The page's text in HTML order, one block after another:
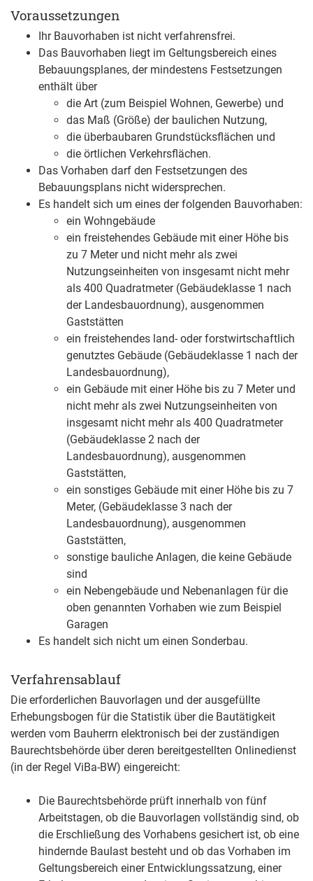
Voraussetzungen
Ihr Bauvorhaben ist nicht verfahrensfrei.
Das Bauvorhaben liegt im Geltungsbereich eines
Bebauungsplanes, der mindestens Festsetzungen
enthält über
die Art (zum Beispiel Wohnen, Gewerbe) und
das Maß (Größe) der baulichen Nutzung,
die überbaubaren Grundstücksflächen und
die örtlichen Verkehrsflächen.
Das Vorhaben darf den Festsetzungen des
Bebauungsplans nicht widersprechen.
Es handelt sich um eines der folgenden Bauvorhaben:
ein Wohngebäude
ein freistehendes Gebäude mit einer Höhe bis
zu 7 Meter und nicht mehr als zwei
Nutzungseinheiten von insgesamt nicht mehr
als 400 Quadratmeter(Gebäudeklasse 1 nach
der Landesbauordnung), ausgenommen
Gaststätten
ein freistehendes land- oder forstwirtschaftlich
genutztes Gebäude (Gebäudeklasse 1 nach der
Landesbauordnung),
ein Gebäude mit einer Höhe bis zu 7 Meter und
nicht mehr als zwei Nutzungseinheiten von
insgesamt nicht mehr als 400 Quadratmeter
(Gebäudeklasse 2 nach der
Landesbauordnung), ausgenommen
Gaststätten,
ein sonstiges Gebäude mit einer Höhe bis zu 7
Meter, (Gebäudeklasse 3 nach der
Landesbauordnung), ausgenommen
Gaststätten,
sonstige bauliche Anlagen, die keine Gebäude
sind
ein Nebengebäude und Nebenanlagen für die
oben genannten Vorhaben wie zum Beispiel
Garagen
Es handelt sich nicht um einen Sonderbau.
Verfahrensablauf
Die erforderlichen Bauvorlagen und der ausgefüllte
Erhebungsbogen für die Statistik über die Bautätigkeit
werden vom Bauherrn elektronisch bei der zuständigen
Baurechtsbehörde über deren bereitgestellten Onlinedienst
(in der Regel ViBa-BW) eingereicht:
Die Baurechtsbehörde prüft innerhalb von fünf
Arbeitstagen, ob die Bauvorlagen vollständig sind, ob
die Erschließung des Vorhabens gesichert ist, ob eine
hindernde Baulast besteht und ob das Vorhaben im
Geltungsbereich einer Entwicklungssatzung, einer